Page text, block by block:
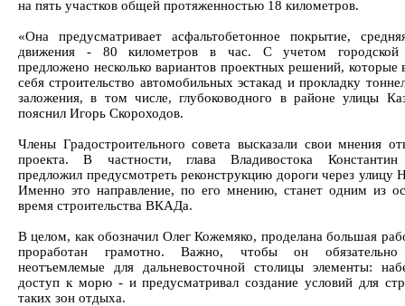
на пять участков общей протяженностью 18 километров.
«Она предусматривает асфальтобетонное покрытие,
движения - 80 километров в час. С учетом городской
предложено несколько вариантов проектных решений, которые
себя строительство автомобильных эстакад и прокладку
заложения, в том числе, глубоководного в районе улицы
пояснил Игорь Скороходов.
Члены Градостроительного совета высказали свои мнения
проекта. В частности, глава Владивостока
предложил предусмотреть реконструкцию дороги через улицу
Именно это направление, по его мнению, станет одним из
время строительства ВКАДа.
В целом, как обозначил Олег Кожемяко, проделана большая
проработан грамотно. Важно, чтобы он обязательно
неотъемлемые для дальневосточной столицы элементы:
доступ к морю - и предусматривал создание условий для
таких зон отдыха.